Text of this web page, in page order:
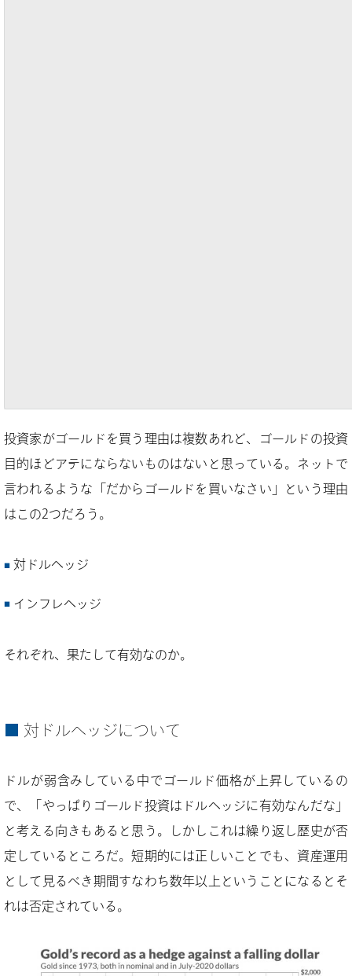
投資家がゴールドを買う理由は複数あれど、ゴールドの投資
目的ほどアテにならないものはないと思っている。ネットで
言われるような「だからゴールドを買いなさい」という理由
はこの2つだろう。
対ドルヘッジ
インフレヘッジ
それぞれ、果たして有効なのか。
対ドルヘッジについて
ドルが弱含みしている中でゴールド価格が上昇しているの
で、「やっぱりゴールド投資はドルヘッジに有効なんだな」
と考える向きもあると思う。しかしこれは繰り返し歴史が否
定しているところだ。短期的には正しいことでも、資産運用
として見るべき期間すなわち数年以上ということになるとそ
れは否定されている。